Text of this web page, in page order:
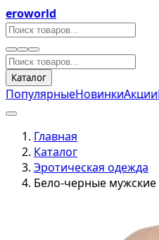
eroworld
Каталог
ПопулярныеНовинкиАкции
Главная
Каталог
Эротическая одежда
Бело-черные мужские